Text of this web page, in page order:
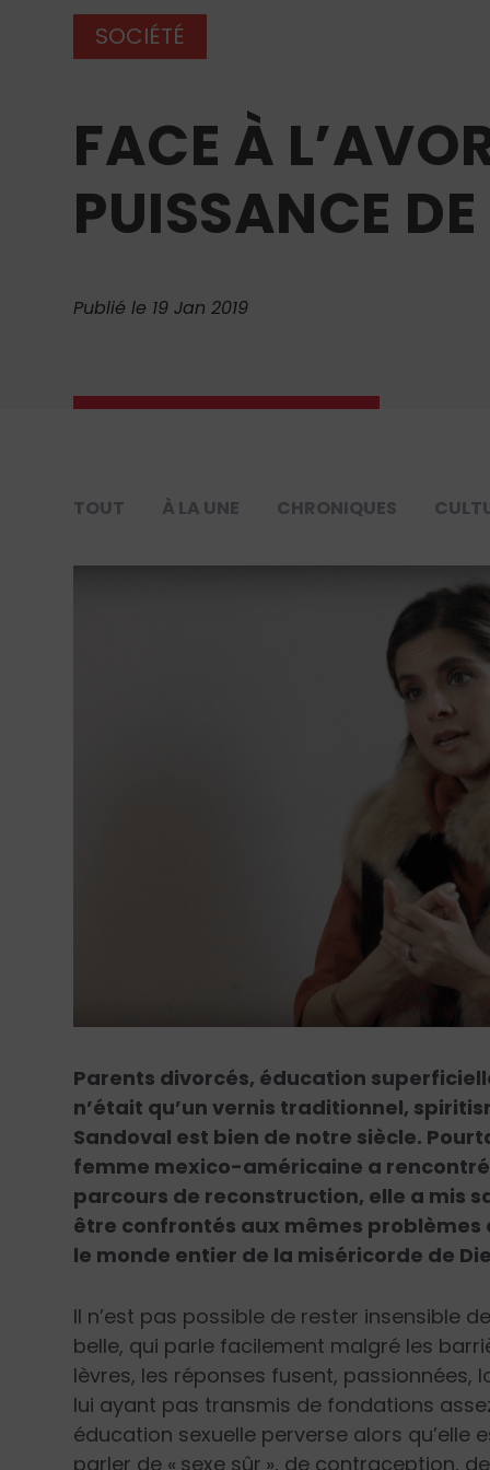
SOCIÉTÉ
FACE À
PUISSANCE
Publié le 19 Jan 2019
TOUT À LA UNE CHRONIQUES
Parents divorcés, éducation
n’était qu’un vernis traditionnel,
Sandoval est bien de notre siècle.
femme mexico-américaine a rencontré
parcours de reconstruction, elle a mis
être confrontés aux mêmes problèmes
le monde entier de la miséricorde de
Il n’est pas possible de rester insensible
belle, qui parle facilement malgré les
lèvres, les réponses fusent, passionnées,
lui ayant pas transmis de fondations
éducation sexuelle perverse alors qu’elle
parler de « sexe sûr », de contraception,